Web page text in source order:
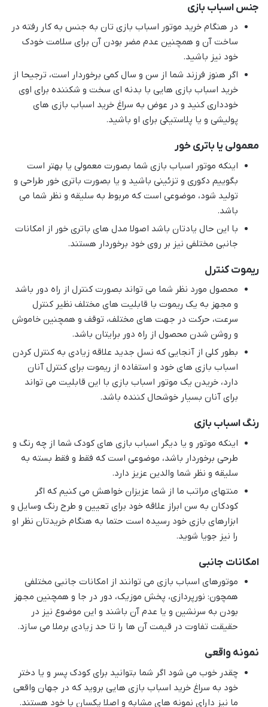
جنس اسباب بازی
در هنگام خرید موتور اسباب بازی تان به جنس به کار رفته در
ساخت آن و همچنین عدم مضر بودن آن برای سلامت خودک
خود نیز باشید.
اگر هنوز فرزند شما از سن و سال کمی برخوردار است، ترجیحا از
خرید اسباب بازی هایی با بدنه ای سخت و شکننده برای اوی
خودداری کنید و در عوض به سراغ خرید اسباب بازی های
پولیشی و یا پلاستیکی برای او باشید.
معمولی یا باتری خور
اینکه موتور اسباب بازی شما بصورت معمولی یا بهتر است
بگوییم دکوری و تزئینی باشید و یا بصورت باتری خور طراحی و
تولید شود، موضوعی است که مربوط به سلیقه و نظر شما می
باشد.
با این حال یادتان باشد اصولا مدل های باتری خور از امکانات
جانبی مختلفی نیز بر روی خود برخوردار هستند.
ریموت کنترل
محصول مورد نظر شما می تواند بصورت کنترل از راه دور باشد
و مجهز به یک ریموت با قابلیت های مختلف نظیر کنترل
سرعت، حرکت در جهت های مختلف، توقف و همچنین خاموش
و روشن شدن محصول از راه دور برایتان باشد.
بطور کلی از آنجایی که نسل جدید علاقه زیادی به کنترل کردن
اسباب بازی های خود و استفاده از ریموت برای کنترل آنان
دارد، خریدن یک موتور اسباب بازی با این قابلیت می تواند
برای آنان بسیار خوشحال کننده باشد.
رنگ اسباب بازی
اینکه موتور و یا دیگر اسباب بازی های کودک شما از چه رنگ و
طرحی برخوردار باشد، موضوعی است که فقط و فقط بسته به
سلیقه و نظر شما والدین عزیز دارد.
منتهای مراتب ما از شما عزیزان خواهش می کنیم که اگر
کودکان به سن ابراز علاقه خود برای تعیین و طرح رنگ وسایل و
ابزارهای بازی خود رسیده است حتما به هنگام خریدتان نظر او
را نیز جویا شوید.
امکانات جانبی
موتورهای اسباب بازی می توانند از امکانات جانبی مختلفی
همچون: نورپردازی، پخش موزیک، دور در جا و همچنین مجهز
بودن به سرنشین و یا عدم آن باشند و این موضوع نیز در
حقیقت تفاوت در قیمت آن ها را تا حد زیادی برملا می سازد.
نمونه واقعی
چقدر خوب می شود اگر شما بتوانید برای کودک پسر و یا دختر
خود به سراغ خرید اسباب بازی هایی بروید که در جهان واقعی
ما نیز دارای نمونه های مشابه و اصلا یکسان با خود هستند.